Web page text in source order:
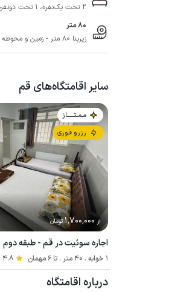
2 تخت یک‌نفره، 1 تخت دونفره و 1 دست رختخواب
80 متر
زیربنا 80 متر - زمین و محوطه 100 متر
سایر اقامتگاه‌های قم
مـمـتــــــاز
رزرو فوری
از 1٬700٬000تومان
اجاره سوئیت در قم - طبقه دوم
1 خوابه . 40 متر . تا 6 مهمان 4.8
درباره اقامتگاه